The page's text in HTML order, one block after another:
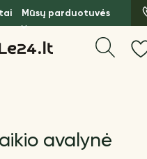
Mūsų parduotuvės
avalynė